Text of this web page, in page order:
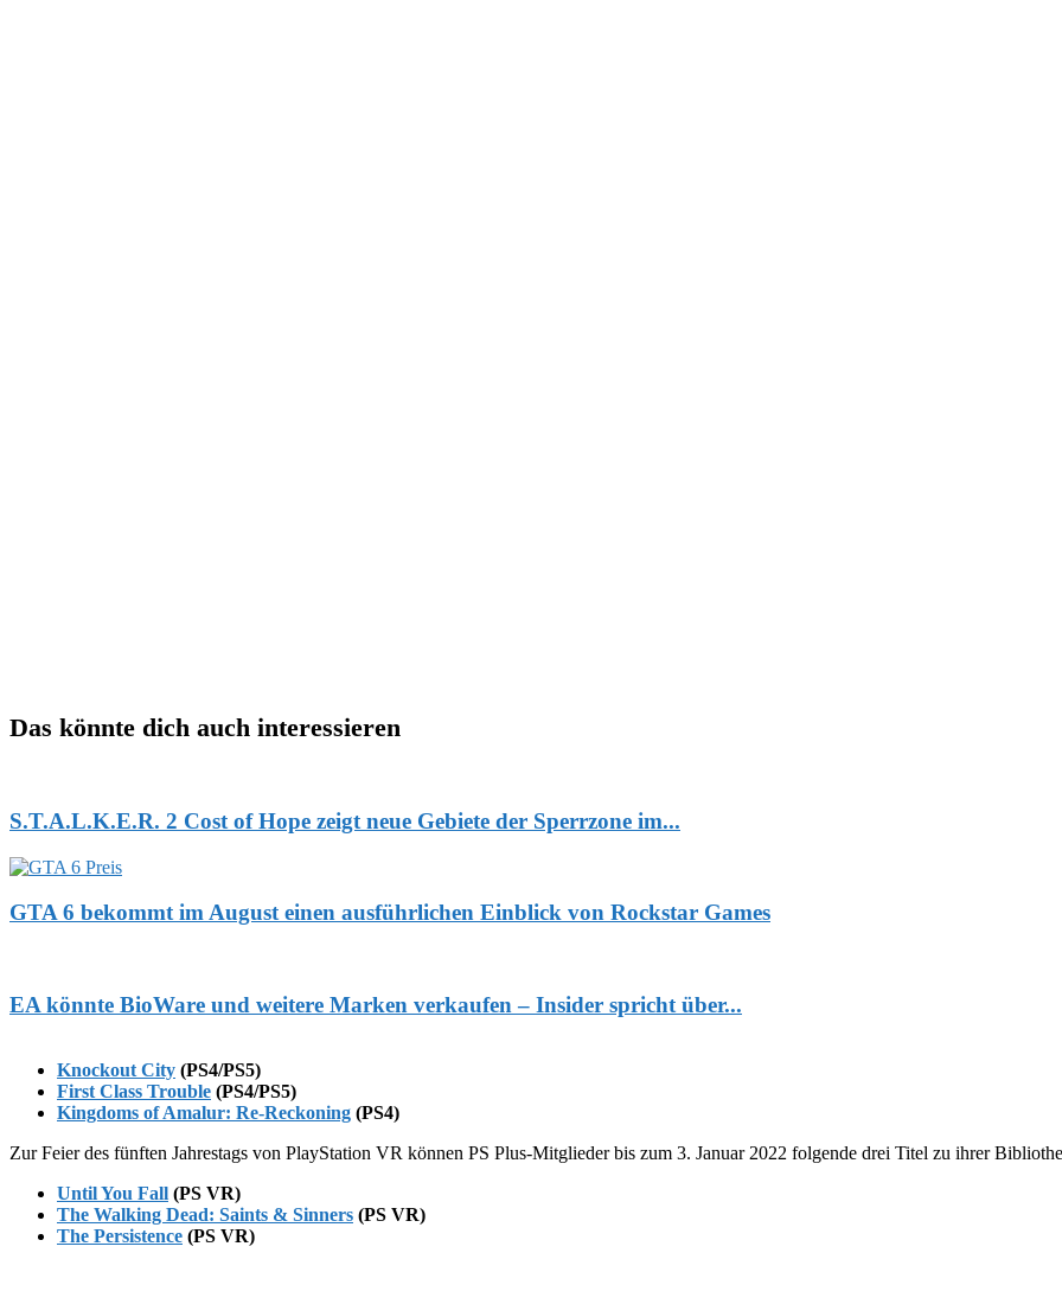
Das könnte dich auch interessieren
S.T.A.L.K.E.R. 2 Cost of Hope zeigt neue Gebiete der Sperrzone im...
GTA 6 bekommt im August einen ausführlichen Einblick von Rockstar Games
EA könnte BioWare und weitere Marken verkaufen – Insider spricht über...
Knockout City (PS4/PS5)
First Class Trouble (PS4/PS5)
Kingdoms of Amalur: Re-Reckoning (PS4)
Zur Feier des fünften Jahrestags von PlayStation VR können PS Plus-Mitglieder bis zum 3. Januar 2022 folgende drei Titel zu ihrer
Until You Fall (PS VR)
The Walking Dead: Saints & Sinners (PS VR)
The Persistence (PS VR)